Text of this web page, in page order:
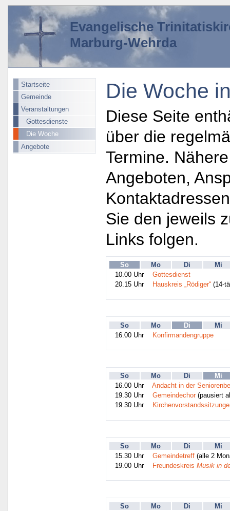
Evangelische
Marburg-Wehrda
Startseite
Gemeinde
Veranstaltungen
Gottesdienste
Die Woche
Angebote
Die Woche
Diese Seite
über die
Termine.
Angeboten,
Sie den jeweils
Links folgen.
So Mo Di
Mi
10.00 Uhr
Gottesdienst
20.15 Uhr
Hauskreis „Rödiger“(14-
So Mo Di
Mi
16.00 Uhr
Konfirmandengruppe
So Mo Di
Mi
16.00 Uhr
Andacht in der
19.30 Uhr
Gemeindechor(pausiert
19.30 Uhr
So Mo Di
Mi
15.30 Uhr
Gemeindetreff(alle 2
19.00 Uhr
Freundeskreis Musik in
So Mo Di
Mi